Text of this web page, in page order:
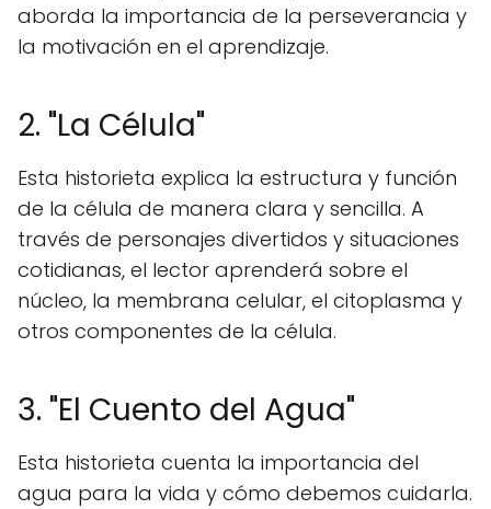
aborda la importancia de la perseverancia y
la motivación en el aprendizaje.
2. "La Célula"
Esta historieta explica la estructura y función
de la célula de manera clara y sencilla. A
través de personajes divertidos y situaciones
cotidianas, el lector aprenderá sobre el
núcleo, la membrana celular, el citoplasma y
otros componentes de la célula.
3. "El Cuento del Agua"
Esta historieta cuenta la importancia del
agua para la vida y cómo debemos cuidarla.